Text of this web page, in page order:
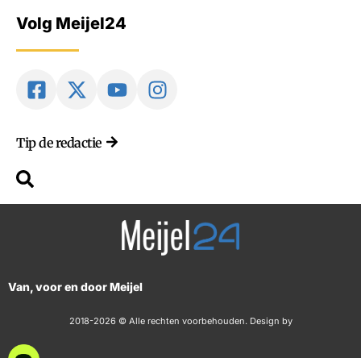
Volg Meijel24
Tip de redactie
Van, voor en door Meijel
2018-2026 © Alle rechten voorbehouden. Design by